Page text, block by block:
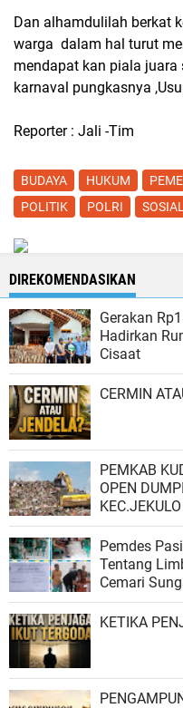
Dan alhamdulilah berkat
warga dalam hal turut
mendapat kan piala
karnaval pungkasnya
Reporter : Jali -Tim
BUDAYA HUKUM
POLITIK
POLRI
DIREKOMENDASIKAN
Gerakan Rp1.000, BAZNAS Purwakarta
Hadirkan
Cisaat
CERMIN
PEMKAB KUDUS
OPEN
Pemdes
Tentang
Cemari
Tutup
KETIKA